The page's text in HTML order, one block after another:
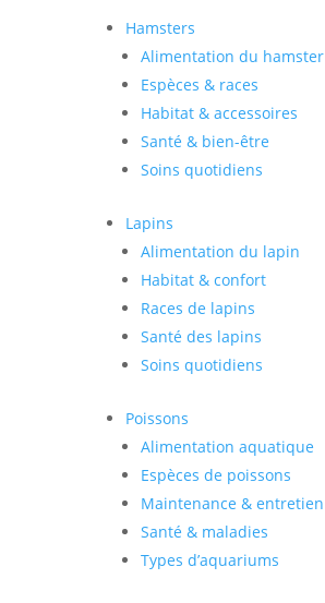
Hamsters
Alimentation du hamster
Espèces & races
Habitat & accessoires
Santé & bien-être
Soins quotidiens
Lapins
Alimentation du lapin
Habitat & confort
Races de lapins
Santé des lapins
Soins quotidiens
Poissons
Alimentation aquatique
Espèces de poissons
Maintenance & entretien
Santé & maladies
Types d’aquariums